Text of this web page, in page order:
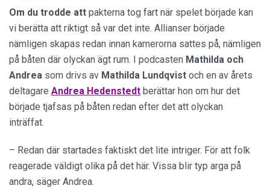
Om du trodde att pakterna tog fart när spelet började kan
vi berätta att riktigt så var det inte. Allianser började
nämligen skapas redan innan kamerorna sattes på, nämligen
på båten där olyckan ägt rum. I podcasten Mathilda och
Andrea som drivs av Mathilda Lundqvist och en av årets
deltagare Andrea Hedenstedt berättar hon om hur det
började tjafsas på båten redan efter det att olyckan
inträffat.
– Redan där startades faktiskt det lite intriger. För att folk
reagerade väldigt olika på det här. Vissa blir typ arga på
andra, säger Andrea.